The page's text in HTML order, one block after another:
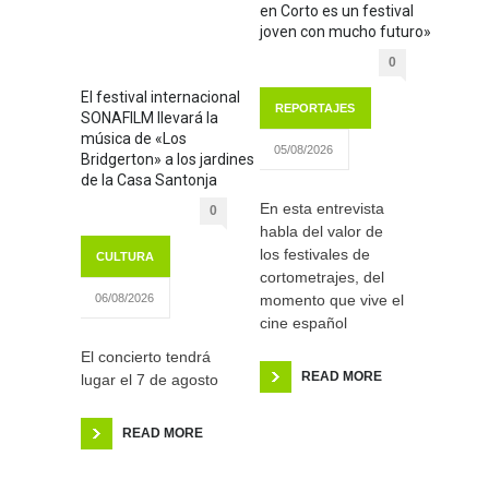
El festival internacional
SONAFILM llevará la
música de «Los
Bridgerton» a los jardines
de la Casa Santonja
0
CULTURA
06/08/2026
El concierto tendrá
lugar el 7 de agosto
READ MORE
en Corto es un festival
joven con mucho futuro»
0
REPORTAJES
05/08/2026
En esta entrevista
habla del valor de
los festivales de
cortometrajes, del
momento que vive el
cine español
READ MORE